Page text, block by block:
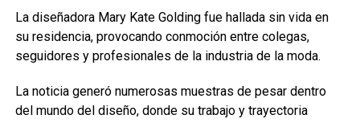
mes de enero pareció ratificar esos rumores. “Con nuestra
exsuegra amada”, decía el comentario que acompañaba la
fotografía en la cuenta de Instagram de la cantante que fue
borrada horas después.
La diseñadora Mary Kate Golding fue hallada sin vida en
su residencia, provocando conmoción entre colegas,
seguidores y profesionales de la industria de la moda.
La noticia generó numerosas muestras de pesar dentro
del mundo del diseño, donde su trabajo y trayectoria